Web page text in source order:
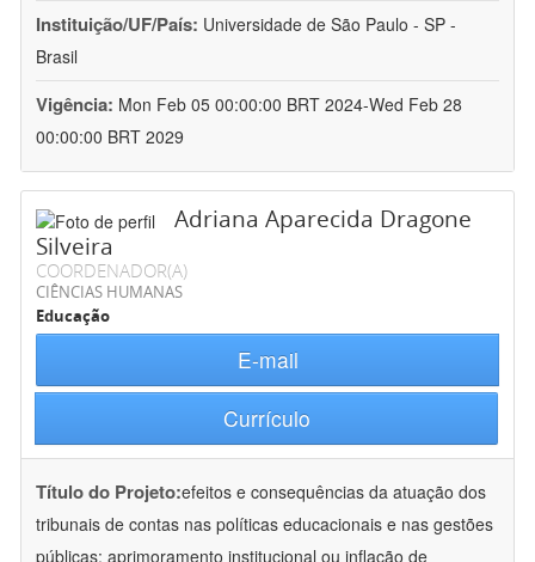
Instituição/UF/País: Universidade de São Paulo - SP -
Brasil
Vigência: Mon Feb 05 00:00:00 BRT 2024-Wed Feb 28
00:00:00 BRT 2029
Adriana Aparecida Dragone
Silveira
COORDENADOR(A)
CIÊNCIAS HUMANAS
Educação
E-mail
Currículo
Título do Projeto:efeitos e consequências da atuação dos
tribunais de contas nas políticas educacionais e nas gestões
públicas: aprimoramento institucional ou inflação de